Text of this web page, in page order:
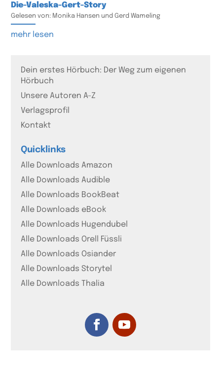
Die-Valeska-Gert-Story
Gelesen von: Monika Hansen und Gerd Wameling
mehr lesen
Dein erstes Hörbuch: Der Weg zum eigenen
Hörbuch
Unsere Autoren A-Z
Verlagsprofil
Kontakt
Quicklinks
Alle Downloads Amazon
Alle Downloads Audible
Alle Downloads BookBeat
Alle Downloads eBook
Alle Downloads Hugendubel
Alle Downloads Orell Füssli
Alle Downloads Osiander
Alle Downloads Storytel
Alle Downloads Thalia